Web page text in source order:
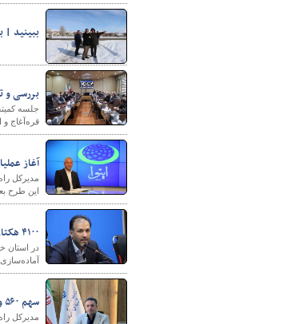
ببینید |
بررسی و
جلسه
قره‌آغاج و
آغاز
مدیرکل
این طرح بعد از ۱۴ سال از
۴۱۰۰ هکتار زمین در چرخه اجرای نهضت ملی مسکن خراسان رضوی
سهم ۵۶۰ واحدی استان فارس در مرحله اول تامین مسکن استیجاری
مدیرکل